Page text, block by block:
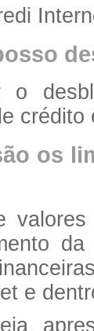
o
os
da
e